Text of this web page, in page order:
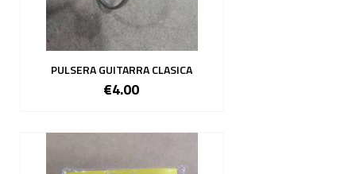
PULSERA GUITARRA CLASICA
€4.00